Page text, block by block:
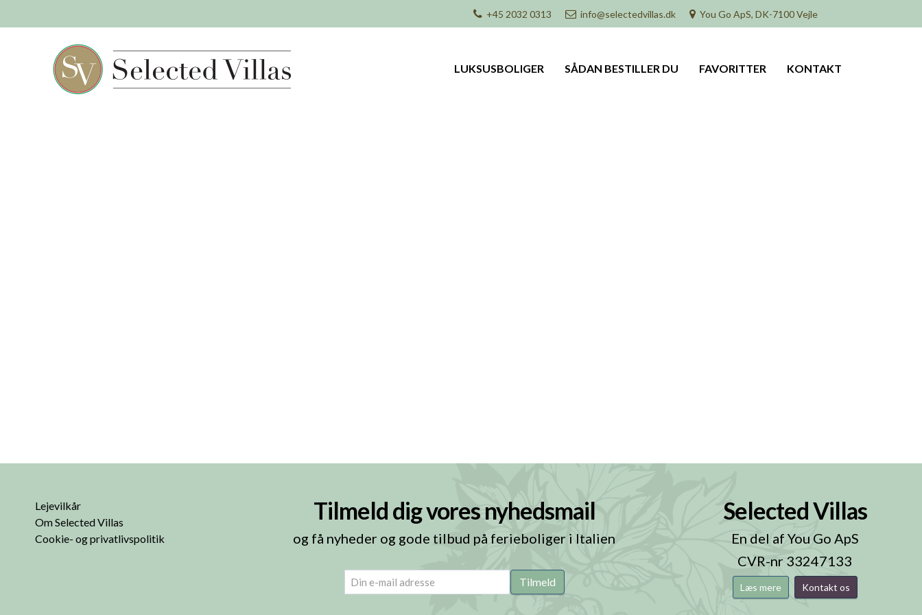
+45 2032 0313 info@selectedvillas.dk You Go ApS, DK-7100 Vejle
LUKSUSBOLIGER SÅDAN BESTILLER DU FAVORITTER KONTAKT
Lejevilkår
Om Selected Villas
Cookie- og privatlivspolitik
Tilmeld dig vores nyhedsmail
og få nyheder og gode tilbud på ferieboliger i Italien
email (Påkrævet) Tilmeld
Selected Villas
En del af You Go ApS
CVR-nr 33247133
Læs mere Kontakt os